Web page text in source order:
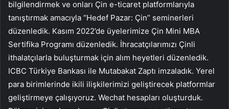
bilgilendirmek ve onları Çin e-ticaret platformlarıyla
tanıştırmak amacıyla “Hedef Pazar: Çin” seminerleri
düzenledik. Kasım 2022’de üyelerimize Çin Mini MBA
Sertifika Programı düzenledik. İhracatçılarımızı Çinli
ithalatçılarla buluşturmak için alım heyetleri düzenledik.
ICBC Türkiye Bankası ile Mutabakat Zaptı imzaladık. Yerel
para birimlerinde ikili ilişkilerimizi geliştirecek platformlar
geliştirmeye çalışıyoruz. Wechat hesapları oluşturduk.